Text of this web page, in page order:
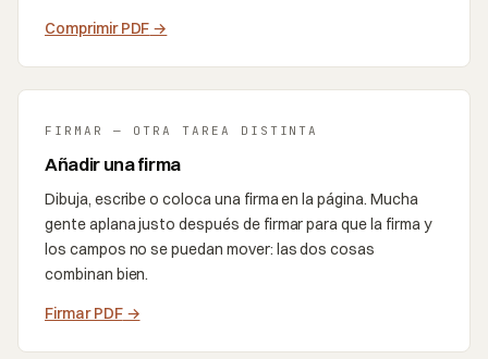
Comprimir PDF →
FIRMAR — OTRA TAREA DISTINTA
Añadir una firma
Dibuja, escribe o coloca una firma en la página. Mucha
gente aplana justo después de firmar para que la firma y
los campos no se puedan mover: las dos cosas
combinan bien.
Firmar PDF→